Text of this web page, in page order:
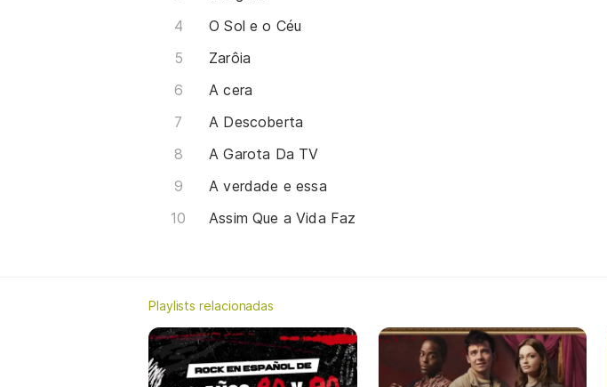
O Sol e o Céu
Zarôia
A cera
A Descoberta
A Garota Da TV
A verdade e essa
Assim Que a Vida Faz
Playlists relacionadas